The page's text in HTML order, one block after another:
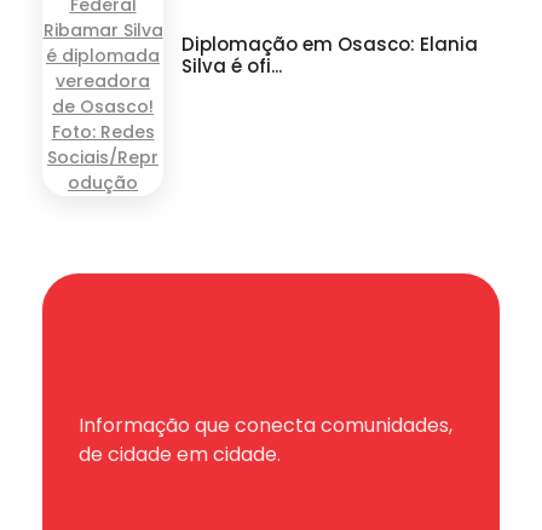
Diplomação em Osasco: Elania
Silva é ofi...
Informação que conecta comunidades,
de cidade em cidade.